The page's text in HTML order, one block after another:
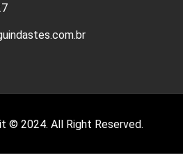
© 2024. All Right Reserved.